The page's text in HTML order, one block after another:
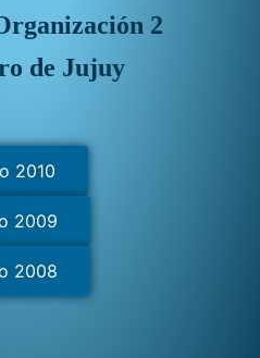
2
de Jujuy
2010
2009
2008